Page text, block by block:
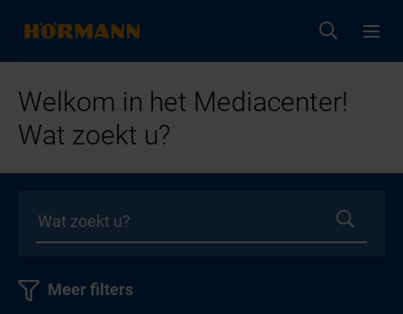
Welkom in het Mediacenter!
Wat zoekt u?
Meer filters